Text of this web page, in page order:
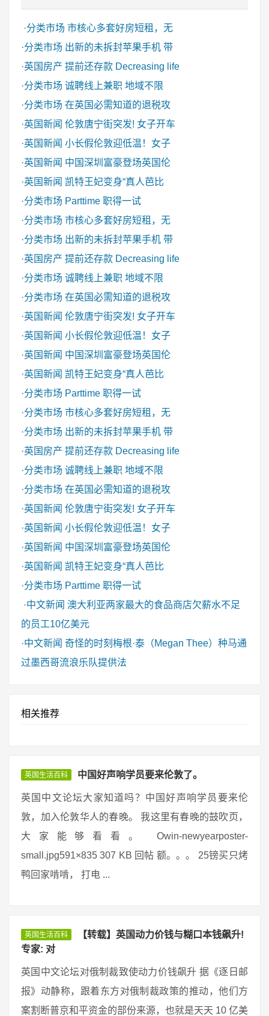
·分类市场 市核心多套好房短租，无
·分类市场 出新的未拆封苹果手机 带
·英国房产 提前还存款 Decreasing life
·分类市场 诚聘线上兼职 地域不限
·分类市场 在英国必需知道的退税攻
·英国新闻 伦敦唐宁街突发! 女子开车
·英国新闻 小长假伦敦迎低温！女子
·英国新闻 中国深圳富豪登场英国伦
·英国新闻 凯特王妃变身“真人芭比
·分类市场 Parttime 职得一试
·分类市场 市核心多套好房短租，无
·分类市场 出新的未拆封苹果手机 带
·英国房产 提前还存款 Decreasing life
·分类市场 诚聘线上兼职 地域不限
·分类市场 在英国必需知道的退税攻
·英国新闻 伦敦唐宁街突发! 女子开车
·英国新闻 小长假伦敦迎低温！女子
·英国新闻 中国深圳富豪登场英国伦
·英国新闻 凯特王妃变身“真人芭比
·分类市场 Parttime 职得一试
·分类市场 市核心多套好房短租，无
·分类市场 出新的未拆封苹果手机 带
·英国房产 提前还存款 Decreasing life
·分类市场 诚聘线上兼职 地域不限
·分类市场 在英国必需知道的退税攻
·英国新闻 伦敦唐宁街突发! 女子开车
·英国新闻 小长假伦敦迎低温！女子
·英国新闻 中国深圳富豪登场英国伦
·英国新闻 凯特王妃变身“真人芭比
·分类市场 Parttime 职得一试
·中文新闻 澳大利亚两家最大的食品商店欠薪水不足
的员工10亿美元
·中文新闻 奇怪的时刻梅根·泰（Megan Thee）种马通
过墨西哥流浪乐队提供法
相关推荐
英国生活百科 中国好声响学员要来伦敦了。
英国中文论坛大家知道吗？中国好声响学员要来伦
敦，加入伦敦华人的春晚。 我这里有春晚的鼓吹页，
大家能够看看。 Owin-newyearposter-
small.jpg591×835 307 KB 回帖 额。。。 25镑买只烤
鸭回家啃啃， 打电 ...
英国生活百科
【转载】英国动力价钱与糊口本钱飙升!
专家: 对
英国中文论坛对俄制裁致使动力价钱飙升 据《逐日邮
报》动静称，跟着东方对俄制裁政策的推动，他们方
案割断普京和平资金的部份来源，也就是天天 10 亿美